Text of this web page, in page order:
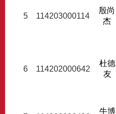
5 114203000114
殷尚
杰
6 114202000642
杜德
友
牛博